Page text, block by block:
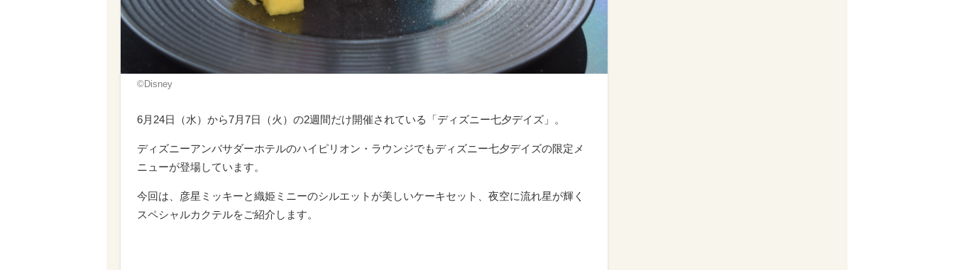
©Disney
6月24日（水）から7月7日（火）の2週間だけ開催されている「ディズニー七夕デイズ」。
ディズニーアンバサダーホテルのハイピリオン・ラウンジでもディズニー七夕デイズの限定メ
ニューが登場しています。
今回は、彦星ミッキーと織姫ミニーのシルエットが美しいケーキセット、夜空に流れ星が輝く
スペシャルカクテルをご紹介します。